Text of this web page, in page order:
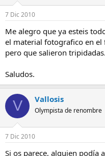
7 Dic 2010
Me alegro que ya esteis
el material fotografico en el
pero que salieron
Saludos.
V Vallosis
Olympista de renombre
7 Dic 2010
Si os parece, alguien podía